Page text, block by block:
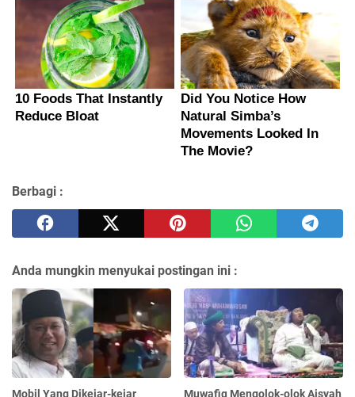
Berbagi :
Anda mungkin menyukai postingan ini :
Mobil Yang Dikejar-kejar Muwafiq Mengolok-olok Aisyah